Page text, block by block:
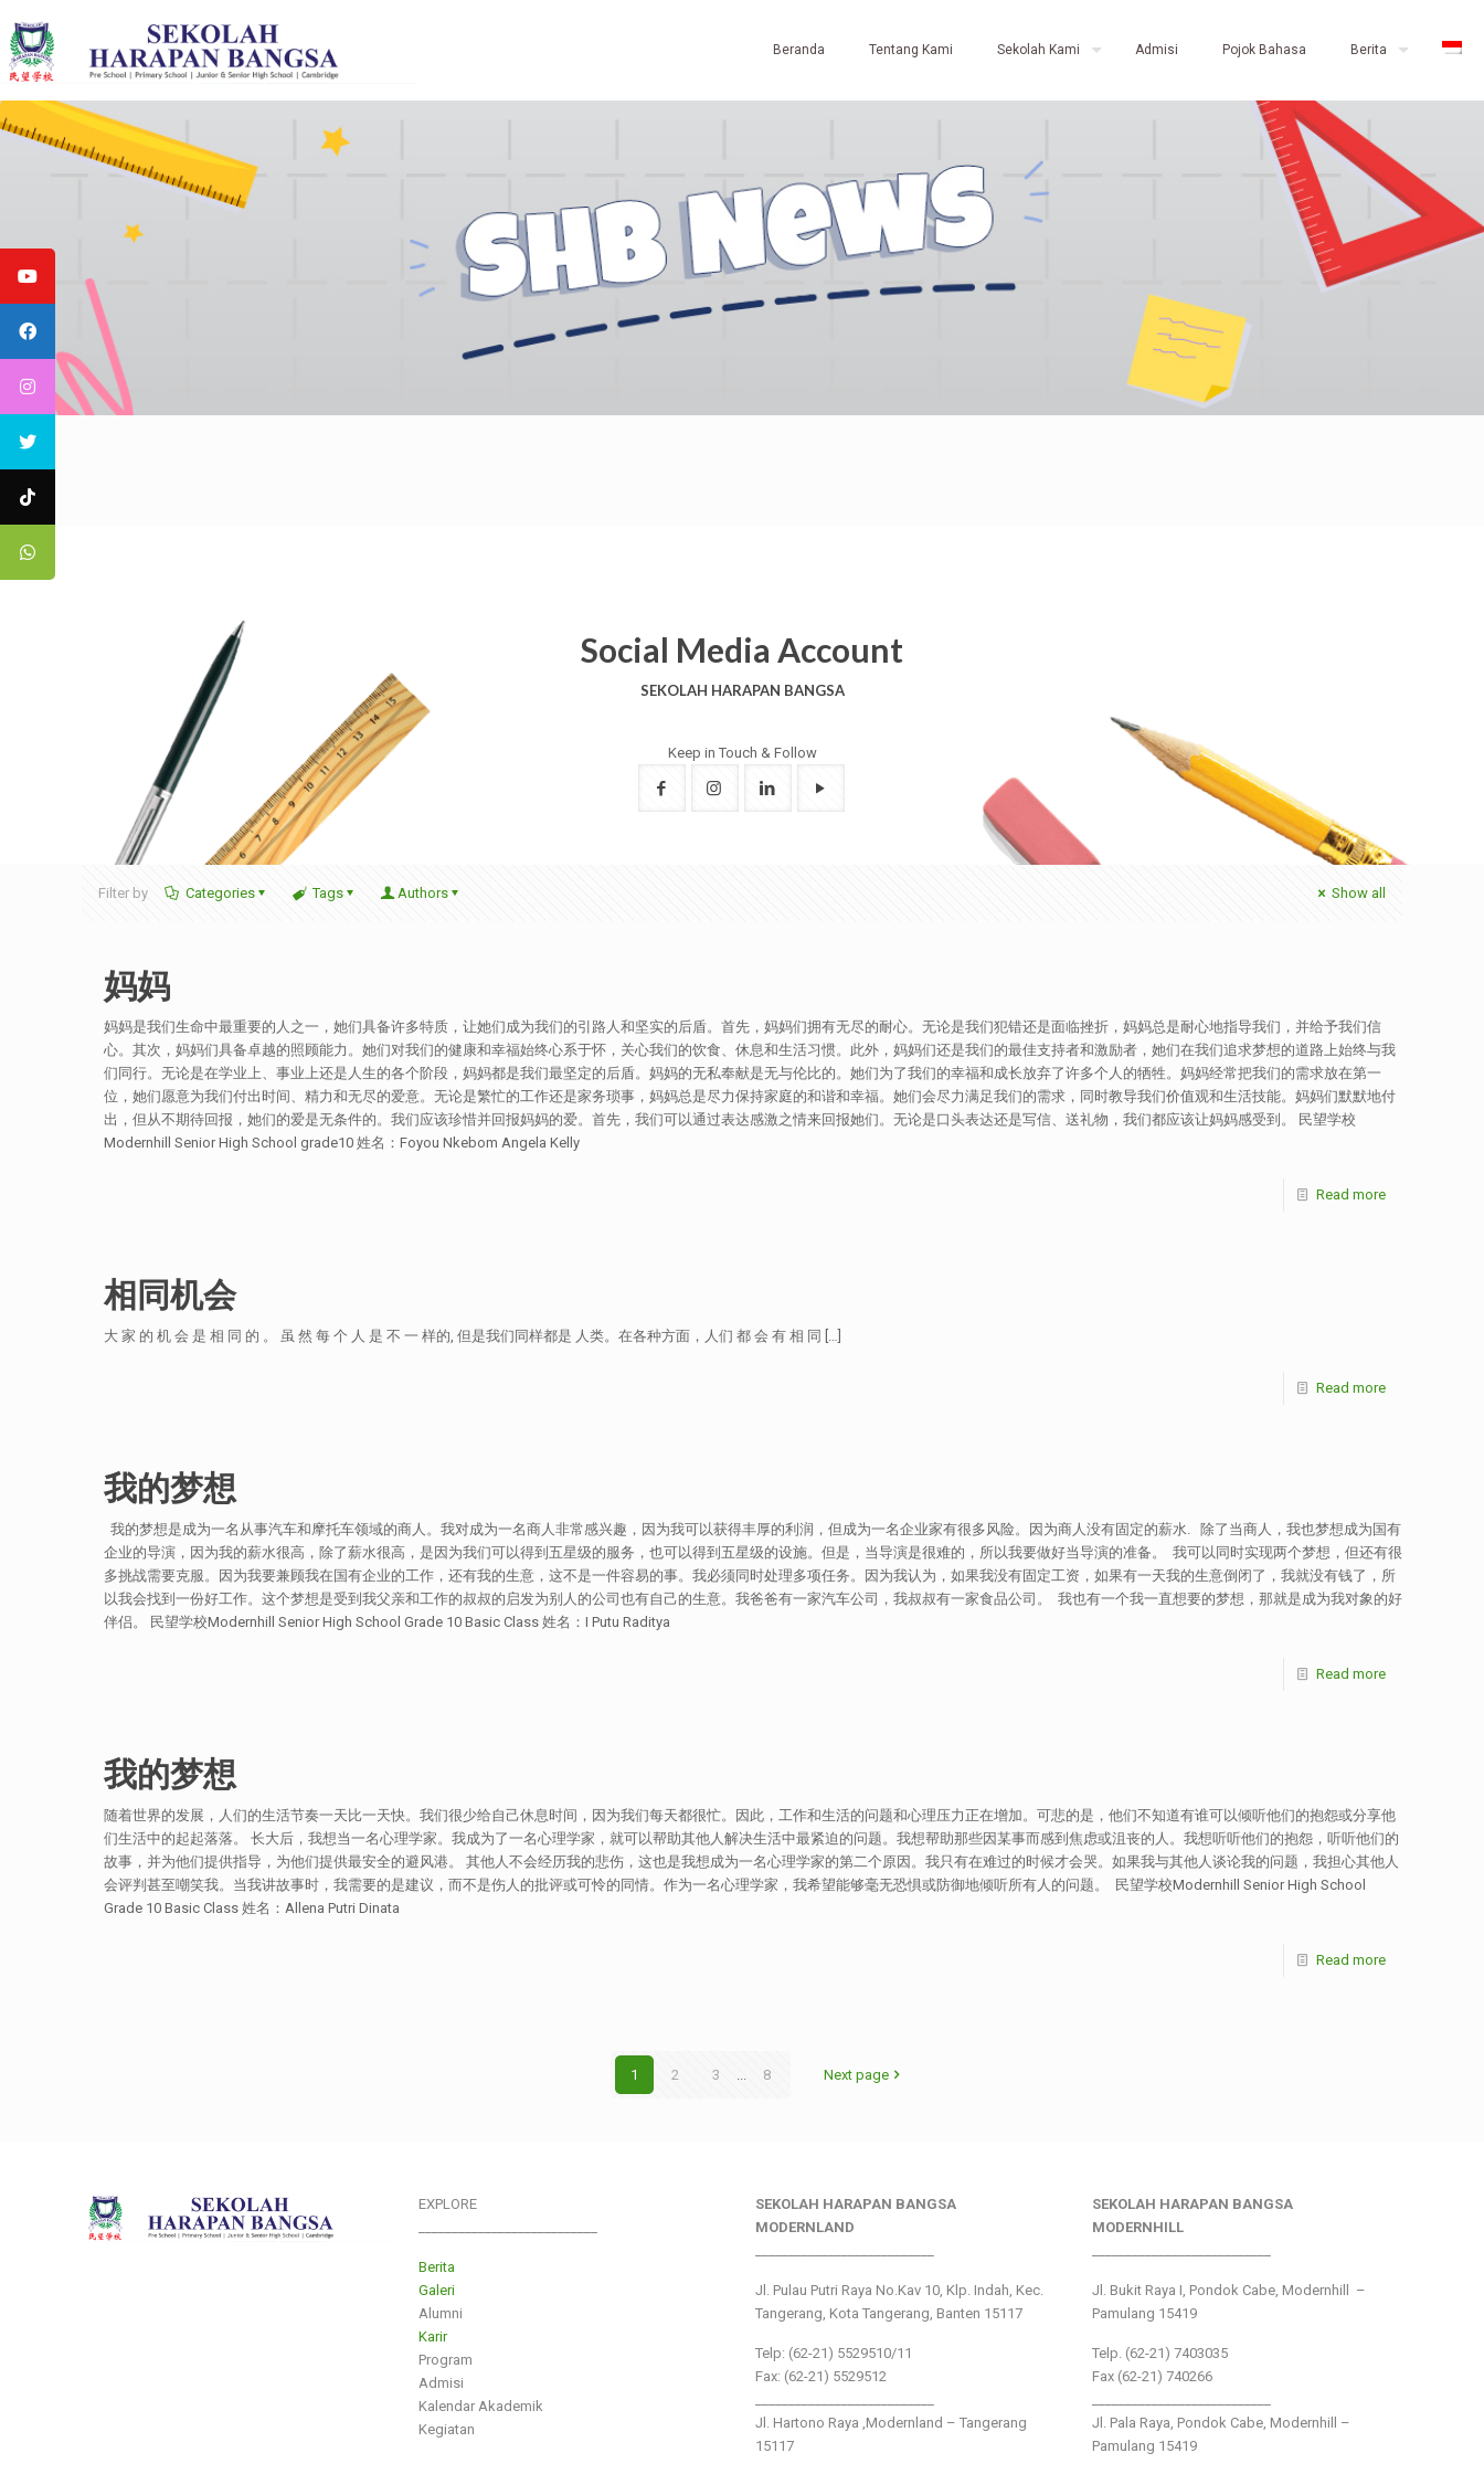
Beranda Tentang Kami Sekolah Kami Admisi Pojok Bahasa Berita
Social Media Account
SEKOLAH HARAPAN BANGSA
Keep in Touch & Follow
Filter by Categories Tags Authors Show all
妈妈
妈妈是我们生命中最重要的人之一，她们具备许多特质，让她们成为我们的引路人和坚实的后盾。首先，妈妈们拥有无尽的耐心。无论是我们犯错还是面临挫折，妈妈总是耐心地指导我们，并给予我们信
心。其次，妈妈们具备卓越的照顾能力。她们对我们的健康和幸福始终心系于怀，关心我们的饮食、休息和生活习惯。此外，妈妈们还是我们的最佳支持者和激励者，她们在我们追求梦想的道路上始终与我
们同行。无论是在学业上、事业上还是人生的各个阶段，妈妈都是我们最坚定的后盾。妈妈的无私奉献是无与伦比的。她们为了我们的幸福和成长放弃了许多个人的牺牲。妈妈经常把我们的需求放在第一
位，她们愿意为我们付出时间、精力和无尽的爱意。无论是繁忙的工作还是家务琐事，妈妈总是尽力保持家庭的和谐和幸福。她们会尽力满足我们的需求，同时教导我们价值观和生活技能。妈妈们默默地付
出，但从不期待回报，她们的爱是无条件的。我们应该珍惜并回报妈妈的爱。首先，我们可以通过表达感激之情来回报她们。无论是口头表达还是写信、送礼物，我们都应该让妈妈感受到。 民望学校
Modernhill Senior High School grade10 姓名：Foyou Nkebom Angela Kelly
Read more
相同机会
大 家 的 机 会 是 相 同 的 。 虽 然 每 个 人 是 不 一 样的, 但是我们同样都是 人类。在各种方面，人们 都 会 有 相 同 […]
Read more
我的梦想
我的梦想是成为一名从事汽车和摩托车领域的商人。我对成为一名商人非常感兴趣，因为我可以获得丰厚的利润，但成为一名企业家有很多风险。因为商人没有固定的薪水. 除了当商人，我也梦想成为国有
企业的导演，因为我的薪水很高，除了薪水很高，是因为我们可以得到五星级的服务，也可以得到五星级的设施。但是，当导演是很难的，所以我要做好当导演的准备。 我可以同时实现两个梦想，但还有很
多挑战需要克服。因为我要兼顾我在国有企业的工作，还有我的生意，这不是一件容易的事。我必须同时处理多项任务。因为我认为，如果我没有固定工资，如果有一天我的生意倒闭了，我就没有钱了，所
以我会找到一份好工作。这个梦想是受到我父亲和工作的叔叔的启发为别人的公司也有自己的生意。我爸爸有一家汽车公司，我叔叔有一家食品公司。 我也有一个我一直想要的梦想，那就是成为我对象的好
伴侣。 民望学校Modernhill Senior High School Grade 10 Basic Class 姓名：I Putu Raditya
Read more
我的梦想
随着世界的发展，人们的生活节奏一天比一天快。我们很少给自己休息时间，因为我们每天都很忙。因此，工作和生活的问题和心理压力正在增加。可悲的是，他们不知道有谁可以倾听他们的抱怨或分享他
们生活中的起起落落。 长大后，我想当一名心理学家。我成为了一名心理学家，就可以帮助其他人解决生活中最紧迫的问题。我想帮助那些因某事而感到焦虑或沮丧的人。我想听听他们的抱怨，听听他们的
故事，并为他们提供指导，为他们提供最安全的避风港。 其他人不会经历我的悲伤，这也是我想成为一名心理学家的第二个原因。我只有在难过的时候才会哭。如果我与其他人谈论我的问题，我担心其他人
会评判甚至嘲笑我。当我讲故事时，我需要的是建议，而不是伤人的批评或可怜的同情。作为一名心理学家，我希望能够毫无恐惧或防御地倾听所有人的问题。 民望学校Modernhill Senior High School
Grade 10 Basic Class 姓名：Allena Putri Dinata
Read more
1 2 3 ... 8 Next page
EXPLORE
Berita
Galeri
Alumni
Karir
Program
Admisi
Kalendar Akademik
Kegiatan
SEKOLAH HARAPAN BANGSA
MODERNLAND
Jl. Pulau Putri Raya No.Kav 10, Klp. Indah, Kec.
Tangerang, Kota Tangerang, Banten 15117
Telp: (62-21) 5529510/11
Fax: (62-21) 5529512
Jl. Hartono Raya ,Modernland – Tangerang
15117
SEKOLAH HARAPAN BANGSA
MODERNHILL
Jl. Bukit Raya I, Pondok Cabe, Modernhill –
Pamulang 15419
Telp. (62-21) 7403035
Fax (62-21) 740266
Jl. Pala Raya, Pondok Cabe, Modernhill –
Pamulang 15419